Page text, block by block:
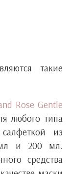
такие
Rose Gentle
любого типа
из
и 200 мл.
средства